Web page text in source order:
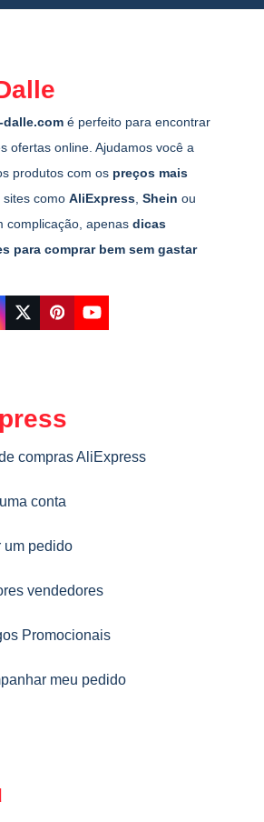
dalle.com é perfeito para encontrar
ofertas online. Ajudamos você a
produtos com os preços mais
sites comoAliExpress ,Shein ou
complicação, apenasdicas
para comprar bem sem gastar
TwitterPinterestYouTube
compras AliExpress
conta
um pedido
vendedores
Promocionais
meu pedido